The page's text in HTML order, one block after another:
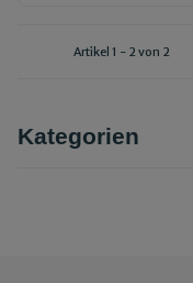
Artikel 1 - 2 von 2
Kategorien